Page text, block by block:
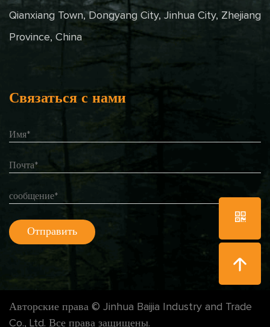
Qianxiang Town, Dongyang City, Jinhua City, Zhejiang
Province, China
Связаться с нами
Авторские права © Jinhua Baijia Industry and Trade
Co., Ltd. Все права защищены.